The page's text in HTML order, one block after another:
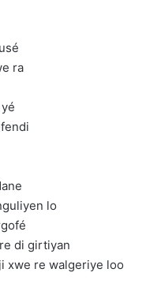
ra
lo
di girtiyan
xwe re walgeriye loo